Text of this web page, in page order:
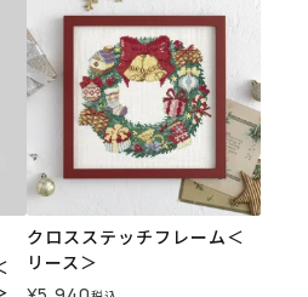
クロスステッチフレーム＜
リース＞